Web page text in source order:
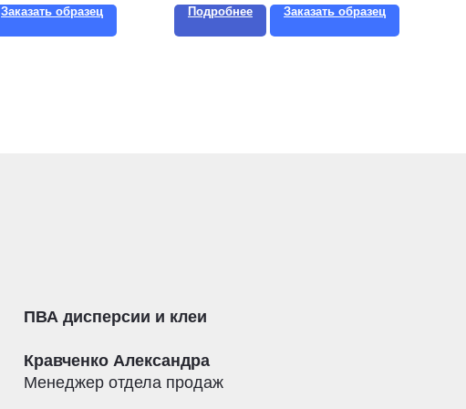
Заказать образец Подробнее Заказать образец
ПВА дисперсии и клеи
Кравченко Александра
Менеджер отдела продаж